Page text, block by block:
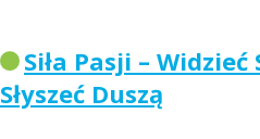
Siła Pasji – Widzieć
Słyszeć Duszą